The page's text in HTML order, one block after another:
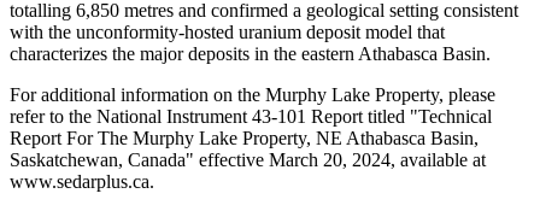
totalling 6,850 metres and confirmed a geological setting consistent
with the unconformity-hosted uranium deposit model that
characterizes the major deposits in the eastern Athabasca Basin.
For additional information on the Murphy Lake Property, please
refer to the National Instrument 43-101 Report titled "Technical
Report For The Murphy Lake Property, NE Athabasca Basin,
Saskatchewan, Canada" effective March 20, 2024, available at
www.sedarplus.ca.